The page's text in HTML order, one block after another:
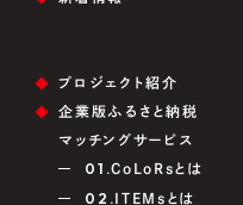
プロジェクト紹介
企業版ふるさと納税
マッチングサービス
01.CoLoRsとは
02.ITEMsとは